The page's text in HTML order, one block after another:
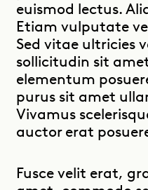
euismod lectus.
Etiam vulputate
Sed vitae ultricies
sollicitudin sit
elementum
purus sit amet
Vivamus
auctor erat
Fusce velit erat,